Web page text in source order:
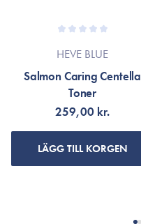
HEVE BLUE
Salmon Caring Centella
Toner
259,00 kr.
LÄGG TILL KORGEN